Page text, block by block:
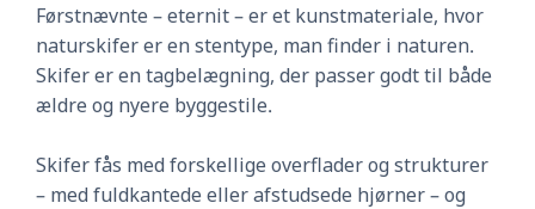
Førstnævnte – eternit – er et kunstmateriale, hvor
naturskifer er en stentype, man finder i naturen.
Skifer er en tagbelægning, der passer godt til både
ældre og nyere byggestile.
Skifer fås med forskellige overflader og strukturer
– med fuldkantede eller afstudsede hjørner – og